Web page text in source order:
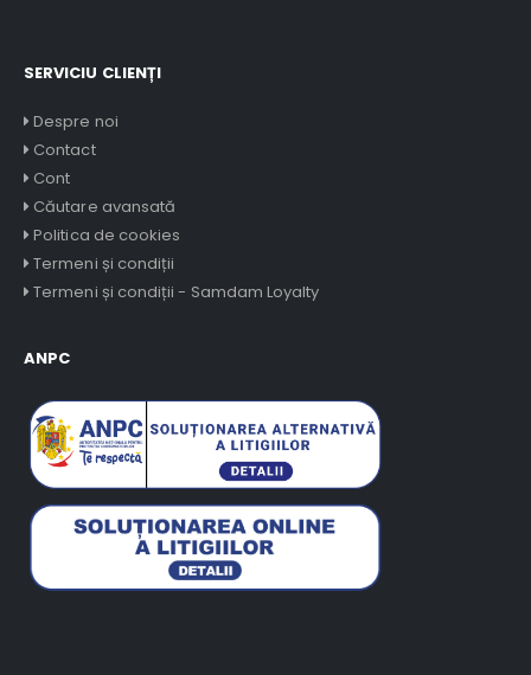
SERVICIU CLIENȚI
Despre noi
Contact
Cont
Căutare avansată
Politica de cookies
Termeni și condiții
Termeni și condiții - Samdam Loyalty
ANPC